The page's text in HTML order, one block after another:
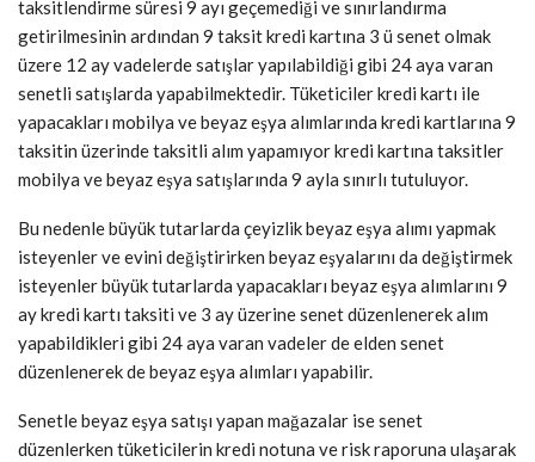
taksitlendirme süresi 9 ayı geçemediği ve sınırlandırma
getirilmesinin ardından 9 taksit kredi kartına 3 ü senet olmak
üzere 12 ay vadelerde satışlar yapılabildiği gibi 24 aya varan
senetli satışlarda yapabilmektedir. Tüketiciler kredi kartı ile
yapacakları mobilya ve beyaz eşya alımlarında kredi kartlarına 9
taksitin üzerinde taksitli alım yapamıyor kredi kartına taksitler
mobilya ve beyaz eşya satışlarında 9 ayla sınırlı tutuluyor.
Bu nedenle büyük tutarlarda çeyizlik beyaz eşya alımı yapmak
isteyenler ve evini değiştirirken beyaz eşyalarını da değiştirmek
isteyenler büyük tutarlarda yapacakları beyaz eşya alımlarını 9
ay kredi kartı taksiti ve 3 ay üzerine senet düzenlenerek alım
yapabildikleri gibi 24 aya varan vadeler de elden senet
düzenlenerek de beyaz eşya alımları yapabilir.
Senetle beyaz eşya satışı yapan mağazalar ise senet
düzenlerken tüketicilerin kredi notuna ve risk raporuna ulaşarak